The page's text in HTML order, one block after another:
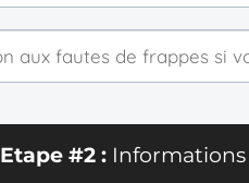
Etape #2 :